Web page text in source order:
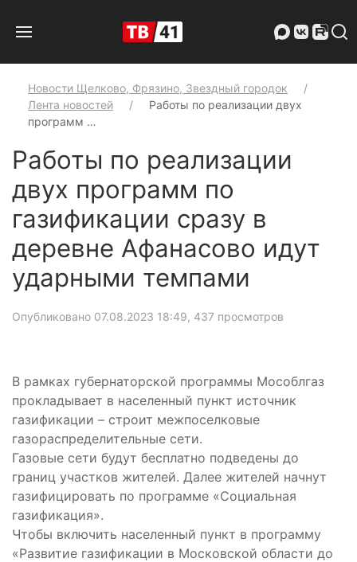
Новости Щелково, Фрязино, Звездный городок
Лента новостей
Работы по реализации двух
программ …
Работы по реализации
двух программ по
газификации сразу в
деревне Афанасово идут
ударными темпами
Опубликовано 07.08.2023 18:49, 437 просмотров
В рамках губернаторской программы Мособлгаз
прокладывает в населенный пункт источник
газификации – строит межпоселковые
газораспределительные сети.
Газовые сети будут бесплатно подведены до
границ участков жителей. Далее жителей начнут
газифицировать по программе «Социальная
газификация».
Чтобы включить населенный пункт в программу
«Развитие газификации в Московской области до